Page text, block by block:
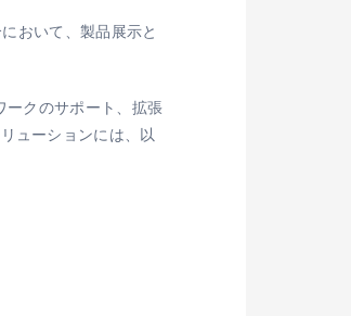
おいて、製品展示と
クのサポート、拡張
ューションには、以